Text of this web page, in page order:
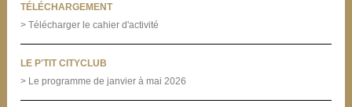
TÉLÉCHARGEMENT
> Télécharger le cahier d'activité
LE P'TIT CITYCLUB
> Le programme de janvier à mai 2026